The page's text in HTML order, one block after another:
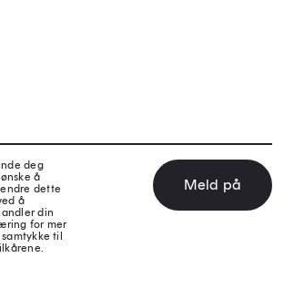
deg
å
dette
å
din
for mer
til
Meld på